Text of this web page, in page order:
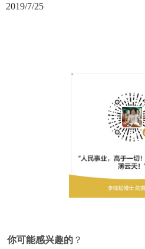
2019/7/25
你可能感兴趣的 ？